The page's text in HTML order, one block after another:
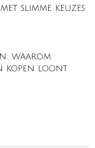
slimme keuzes
waarom
kopen loont